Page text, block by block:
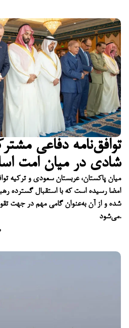
توافق‌نامه دفاعی
شادی در میان امت
میان پاکستان، عربستان سعودی و ترکیه
امضا رسیده است که با استقبال گسترده
شده و از آن به‌عنوان گامی مهم در جهت
می‌شود.